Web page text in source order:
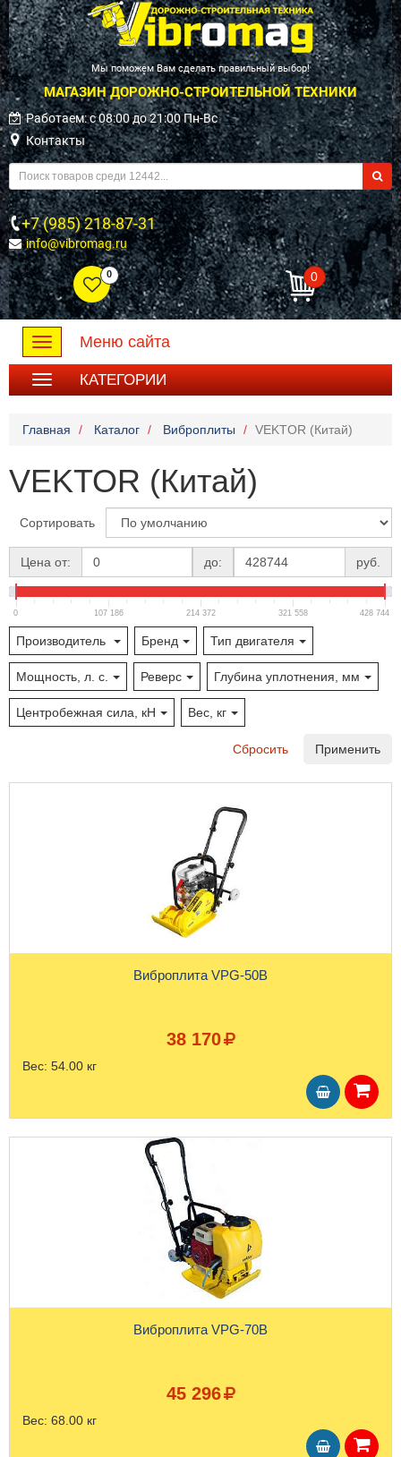
Мы поможем Вам сделать правильный выбор!
МАГАЗИН ДОРОЖНО-СТРОИТЕЛЬНОЙ ТЕХНИКИ
Работаем: c 08:00 до 21:00 Пн-Вс
Контакты
+7 (985) 218-87-31
info@vibromag.ru
0 0
Toggle
navigation
Меню сайта
КАТЕГОРИИ
Главная Каталог Виброплиты VEKTOR (Китай)
VEKTOR (Китай)
Сортировать
Цена от: до: руб.
0 107 186 214 372 321 558 428 744
Производитель Бренд Тип двигателя
Мощность, л. с. Реверс Глубина уплотнения, мм
Центробежная сила, кН Вес, кг
Сбросить Применить
Bиброплита VPG-50B
38 170
Вес: 54.00 кг
Виброплита VPG-70B
45 296
Вес: 68.00 кг